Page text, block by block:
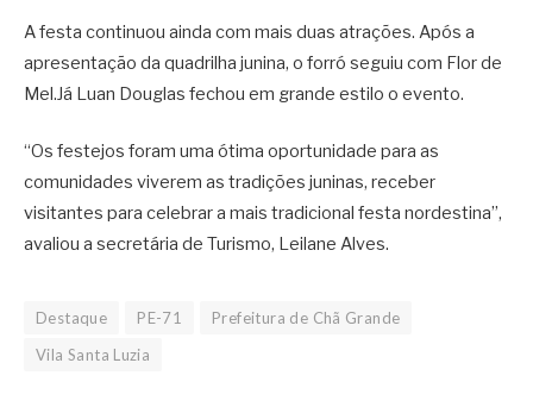
A festa continuou ainda com mais duas atrações. Após a
apresentação da quadrilha junina, o forró seguiu com Flor de
Mel.Já Luan Douglas fechou em grande estilo o evento.
“Os festejos foram uma ótima oportunidade para as
comunidades viverem as tradições juninas, receber
visitantes para celebrar a mais tradicional festa nordestina”,
avaliou a secretária de Turismo, Leilane Alves.
Destaque PE-71
Prefeitura de Chã Grande
Vila Santa Luzia